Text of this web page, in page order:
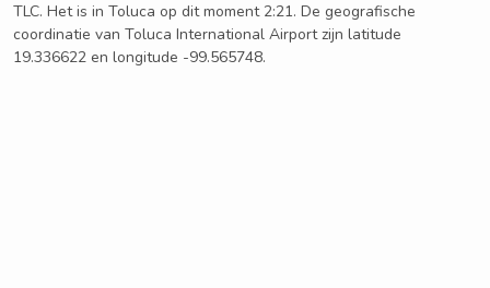
TLC. Het is in Toluca op dit moment 2:21. De geografische
coordinatie van Toluca International Airport zijn latitude
19.336622 en longitude -99.565748.